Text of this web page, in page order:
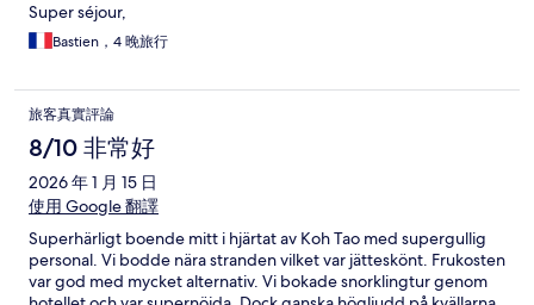
every day. I used one of the three swimming pools, which was
clean and pleasant. However, it only had four sun loungers, so
great location and comfortable rooms, but your experience will
depend heavily on the room you are assigned. I strongly
recommend requesting a quiet room away from both the
reception and the nightlife.
Super séjour,
Bastien，4 晚旅行
旅客真實評論
8/10 非常好
2026 年 1 月 15 日
使用 Google 翻譯
Superhärligt boende mitt i hjärtat av Koh Tao med supergullig
personal. Vi bodde nära stranden vilket var jätteskönt. Frukosten
var god med mycket alternativ. Vi bokade snorklingtur genom